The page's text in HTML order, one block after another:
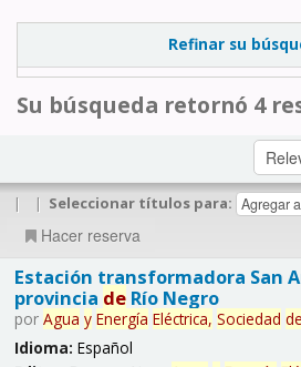
Refinar su
Su búsqueda retornó 4
| | Seleccionar títulos para:
Hacer reserva
Estación transformadora San
provincia deRío Negro
por Agua y Energía Eléctrica, Sociedad de
Idioma: Español